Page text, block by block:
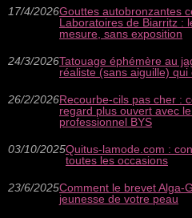
17/4/2026Gouttes autobronzantes
Laboratoires de Biarritz :
mesure, sans exposition
24/3/2026Tatouage éphémère au
réaliste (sans aiguille) qui
26/2/2026Recourbe‑cils pas cher :
regard plus ouvert avec
professionnel BYS
03/10/2025Quitus-lamode.com :
toutes les occasions
23/6/2025Comment le brevet Alga-
jeunesse de votre peau